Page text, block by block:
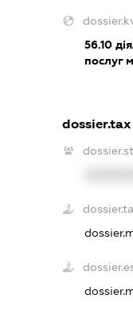
56.10
послуг
dossier.tax